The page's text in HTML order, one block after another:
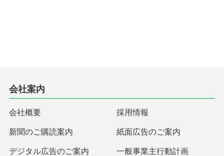
会社案内
会社概要 採用情報
新聞のご購読案内 紙面広告のご案内
デジタル広告のご案内 一般事業主行動計画